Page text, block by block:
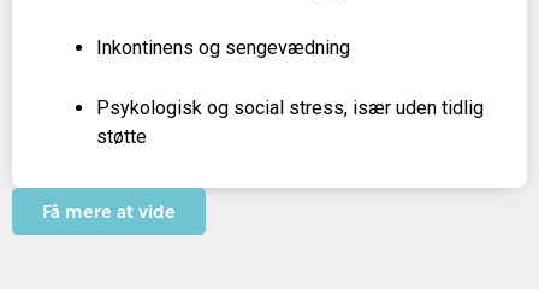
Inkontinens og sengevædning
Psykologisk og social stress, især uden tidlig
støtte
Få mere at vide